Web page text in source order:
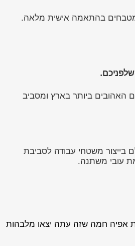
המטבחים בהתאמה אישית מלאה.
מסוגי המשטחים האהובים ביותר בארץ ומסביב
בייצור משטחי עבודה לסביבת
עובי משתנה.
אפיה חמה שזה עתה יצאו מלבהות